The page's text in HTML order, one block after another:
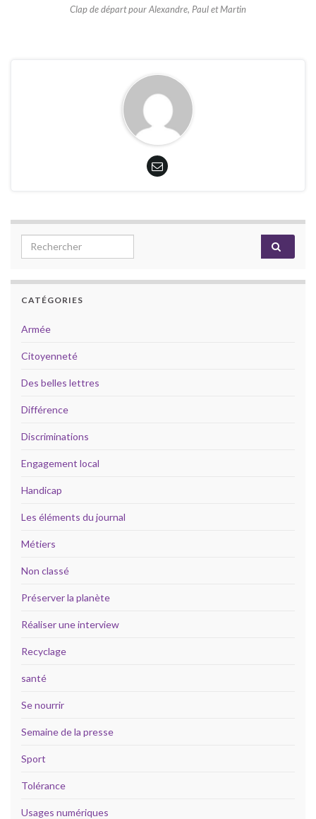
Clap de départ pour Alexandre, Paul et Martin
Search for:
CATÉGORIES
Armée
Citoyenneté
Des belles lettres
Différence
Discriminations
Engagement local
Handicap
Les éléments du journal
Métiers
Non classé
Préserver la planète
Réaliser une interview
Recyclage
santé
Se nourrir
Semaine de la presse
Sport
Tolérance
Usages numériques